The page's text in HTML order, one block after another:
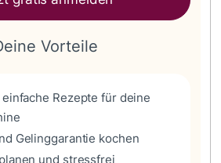
Vorteile
Rezepte für deine
Gelinggarantie kochen
und stressfrei